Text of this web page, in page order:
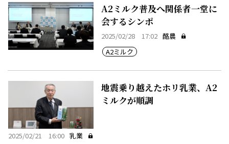
A2ミルク普及へ関係者一堂に
会するシンポ
2025/02/28 17:02 酪農
A2ミルク
地震乗り越えたホリ乳業、A2
ミルクが順調
2025/02/21 16:00 乳業